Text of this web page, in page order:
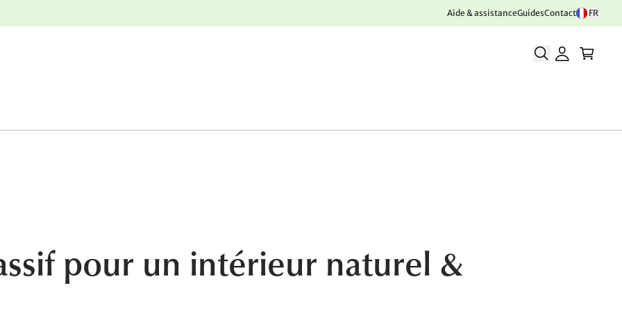
Aide & assistanceGuidesContact FR
pour un intérieur naturel &